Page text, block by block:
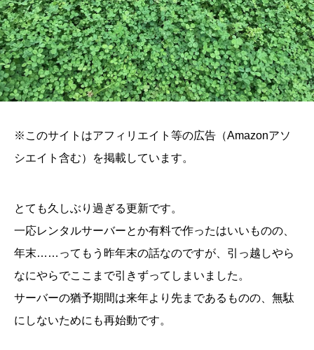
※このサイトはアフィリエイト等の広告（Amazonアソ
シエイト含む）を掲載しています。
とても久しぶり過ぎる更新です。
一応レンタルサーバーとか有料で作ったはいいものの、
年末……ってもう昨年末の話なのですが、引っ越しやら
なにやらでここまで引きずってしまいました。
サーバーの猶予期間は来年より先まであるものの、無駄
にしないためにも再始動です。